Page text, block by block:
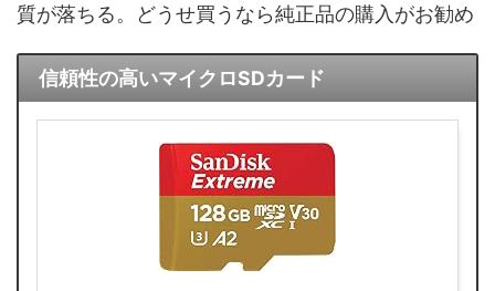
質が落ちる。どうせ買うなら純正品の購入がお勧め
信頼性の高いマイクロSDカード